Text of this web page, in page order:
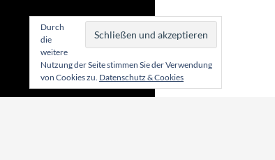
Durch
die
weitere
Nutzung der Seite stimmen Sie der Verwendung
von Cookies zu. Datenschutz & Cookies